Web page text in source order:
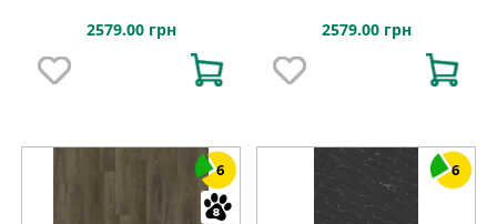
2579.00 грн 2579.00 грн
6 6